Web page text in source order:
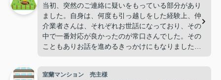
当初、突然のご連絡に疑いをもっている部分があり
ました。自身は、何度も引っ越しをした経験上、仲
介業者さんは、それぞれお世話になっており、その
中で一番対応が良かったのが常口さんでした。その
こともありお話を進めるきっかけにもなりました。
室蘭マンション 売主様